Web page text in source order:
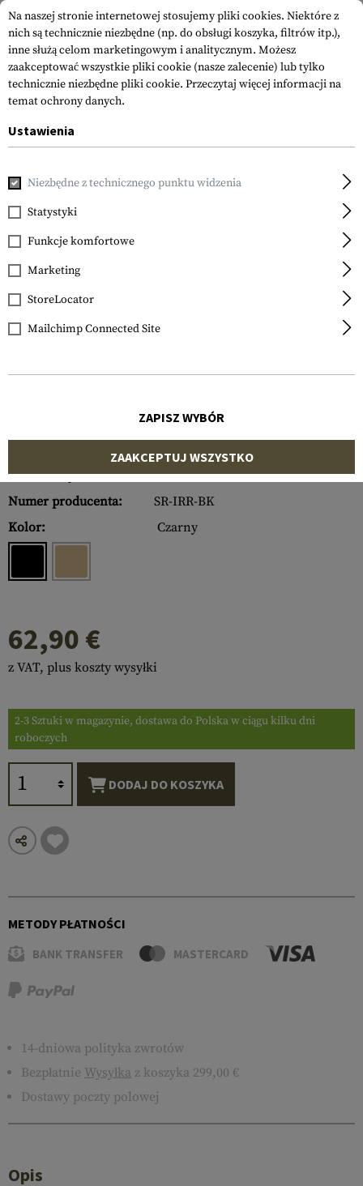
Princeton Tec
Switch Rail IRRD
Numer artykułu:
10417206000
Numer producenta:
SR-IRR-BK
Kolor:
Czarny
62,90 €
z VAT, plus koszty wysyłki
2-3 Sztuki w magazynie, dostawa do Polska w ciągu kilku dni
roboczych
DODAJ DO KOSZYKA
METODY PŁATNOŚCI
BANK TRANSFER MASTERCARD
14-dniowa polityka zwrotów
Bezpłatnie Wysyłka z koszyka 299,00 €
Dostawy poczty polowej
Opis
Na naszej stronie internetowej stosujemy pliki cookies. Niektóre z
nich są technicznie niezbędne (np. do obsługi koszyka, filtrów itp.),
inne służą celom marketingowym i analitycznym. Możesz
zaakceptować wszystkie pliki cookie (nasze zalecenie) lub tylko
technicznie niezbędne pliki cookie. Przeczytaj więcej informacji na
temat ochrony danych.
Ustawienia
Niezbędne z technicznego punktu widzenia
Statystyki
Funkcje komfortowe
Marketing
StoreLocator
Mailchimp Connected Site
ZAPISZ WYBÓR
ZAAKCEPTUJ WSZYSTKO